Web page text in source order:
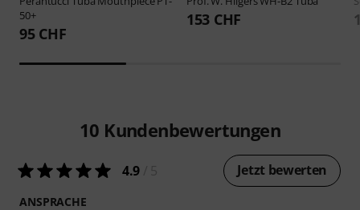
50+
95 CHF
153 CHF
10 Kundenbewertungen
4.9 Jetzt bewerten
ANSPRACHE